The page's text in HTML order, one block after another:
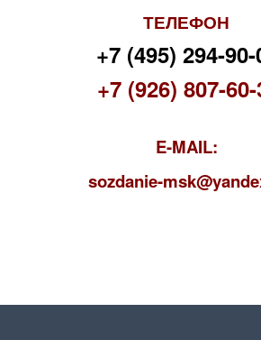
ТЕЛЕФОН
+7 (495) 294-
+7 (926) 807-
E-MAIL:
sozdanie-